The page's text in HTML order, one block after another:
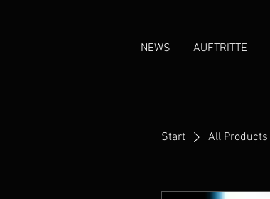
NEWS AUFTRITTE
Start All Products